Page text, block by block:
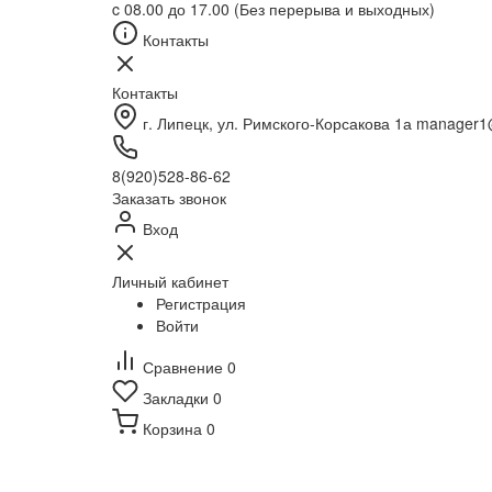
c 08.00 до 17.00 (Без перерыва и выходных)
Контакты
Контакты
г. Липецк, ул. Римского-Корсакова 1а
8(920)528-86-62
Заказать звонок
Вход
Личный кабинет
Регистрация
Войти
Сравнение 0
Закладки 0
Корзина 0